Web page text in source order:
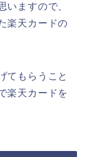
いますので、
楽天カードの
てもらうこと
楽天カードを